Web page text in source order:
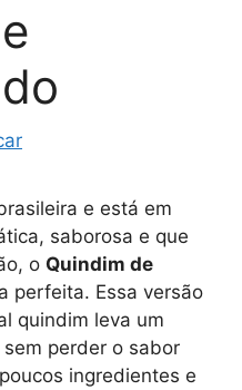
e está em
saborosa e que
o Quindim de
perfeita. Essa versão
quindim leva um
perder o sabor
ingredientes e